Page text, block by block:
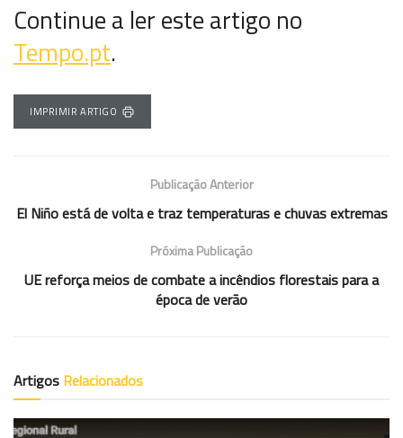
Continue a ler este artigo no
Tempo.pt.
IMPRIMIR ARTIGO
Publicação Anterior
El Niño está de volta e traz temperaturas e chuvas extremas
Próxima Publicação
UE reforça meios de combate a incêndios florestais para a
época de verão
Artigos Relacionados